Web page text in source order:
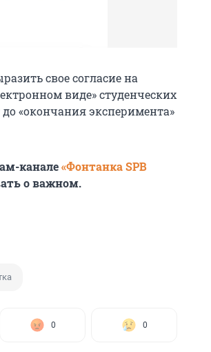
свое согласие на
виде» студенческих
«окончания эксперимента»
канале«Фонтанка SPB
о важном.
0 0